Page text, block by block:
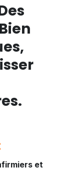
et